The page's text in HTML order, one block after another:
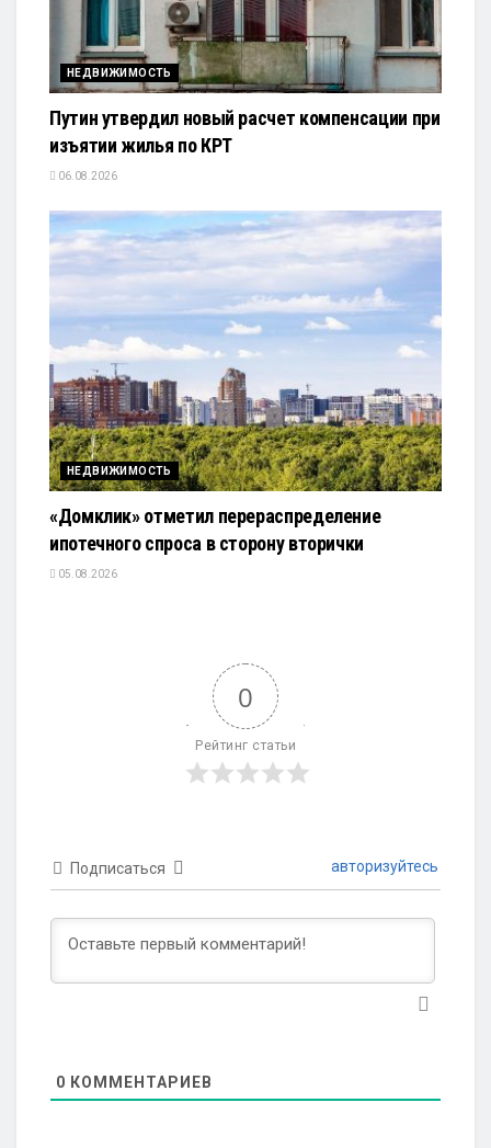
НЕДВИЖИМОСТЬ
Путин утвердил новый расчет компенсации при
изъятии жилья по КРТ
06.08.2026
НЕДВИЖИМОСТЬ
«Домклик» отметил перераспределение
ипотечного спроса в сторону вторички
05.08.2026
0
Рейтинг статьи
Подписаться авторизуйтесь
0 КОММЕНТАРИЕВ